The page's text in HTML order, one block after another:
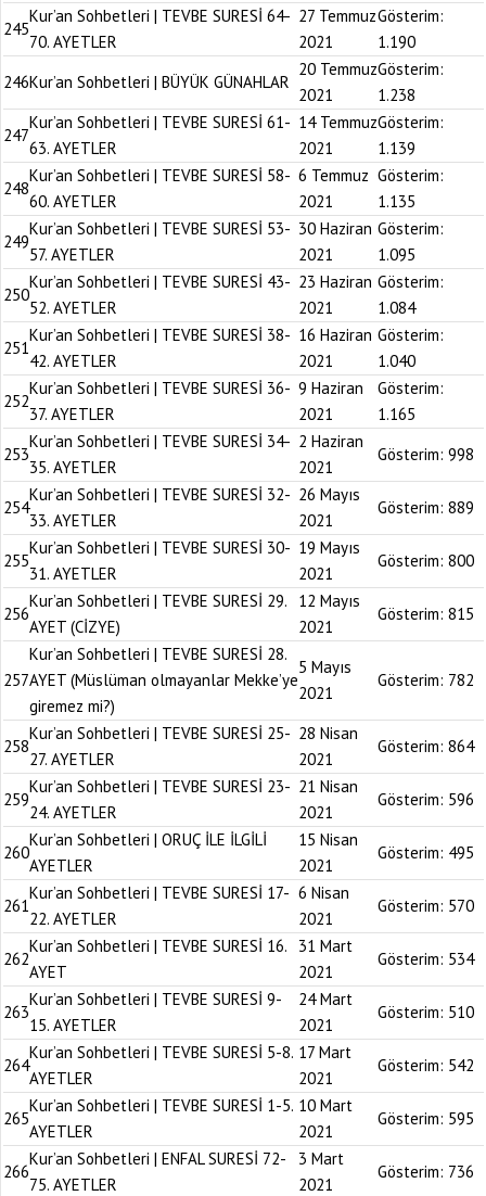
245
Kur’an Sohbetleri | TEVBE SURESİ 64-
70. AYETLER
27 Temmuz
2021
Gösterim:
1.190
246Kur’an Sohbetleri | BÜYÜK GÜNAHLAR
20 Temmuz
2021
Gösterim:
1.238
247
Kur’an Sohbetleri | TEVBE SURESİ 61-
63. AYETLER
14 Temmuz
2021
Gösterim:
1.139
248
Kur’an Sohbetleri | TEVBE SURESİ 58-
60. AYETLER
6 Temmuz
2021
Gösterim:
1.135
249
Kur’an Sohbetleri | TEVBE SURESİ 53-
57. AYETLER
30 Haziran
2021
Gösterim:
1.095
250
Kur’an Sohbetleri | TEVBE SURESİ 43-
52. AYETLER
23 Haziran
2021
Gösterim:
1.084
251
Kur’an Sohbetleri | TEVBE SURESİ 38-
42. AYETLER
16 Haziran
2021
Gösterim:
1.040
252
Kur’an Sohbetleri | TEVBE SURESİ 36-
37. AYETLER
9 Haziran
2021
Gösterim:
1.165
253
Kur’an Sohbetleri | TEVBE SURESİ 34-
35. AYETLER
2 Haziran
2021
Gösterim: 998
254
Kur’an Sohbetleri | TEVBE SURESİ 32-
33. AYETLER
26 Mayıs
2021
Gösterim: 889
255
Kur’an Sohbetleri | TEVBE SURESİ 30-
31. AYETLER
19 Mayıs
2021
Gösterim: 800
256
Kur’an Sohbetleri | TEVBE SURESİ 29.
AYET (CİZYE)
12 Mayıs
2021
Gösterim: 815
257
Kur’an Sohbetleri | TEVBE SURESİ 28.
AYET (Müslüman olmayanlar Mekke’ye
giremez mi?)
5 Mayıs
2021
Gösterim: 782
258
Kur’an Sohbetleri | TEVBE SURESİ 25-
27. AYETLER
28 Nisan
2021
Gösterim: 864
259
Kur’an Sohbetleri | TEVBE SURESİ 23-
24. AYETLER
21 Nisan
2021
Gösterim: 596
260
Kur’an Sohbetleri | ORUÇ İLE İLGİLİ
AYETLER
15 Nisan
2021
Gösterim: 495
261
Kur’an Sohbetleri | TEVBE SURESİ 17-
22. AYETLER
6 Nisan
2021
Gösterim: 570
262
Kur’an Sohbetleri | TEVBE SURESİ 16.
AYET
31 Mart
2021
Gösterim: 534
263
Kur’an Sohbetleri | TEVBE SURESİ 9-
15. AYETLER
24 Mart
2021
Gösterim: 510
264
Kur’an Sohbetleri | TEVBE SURESİ 5-8.
AYETLER
17 Mart
2021
Gösterim: 542
265
Kur’an Sohbetleri | TEVBE SURESİ 1-5.
AYETLER
10 Mart
2021
Gösterim: 595
266
Kur’an Sohbetleri | ENFAL SURESİ 72-
75. AYETLER
3 Mart
2021
Gösterim: 736